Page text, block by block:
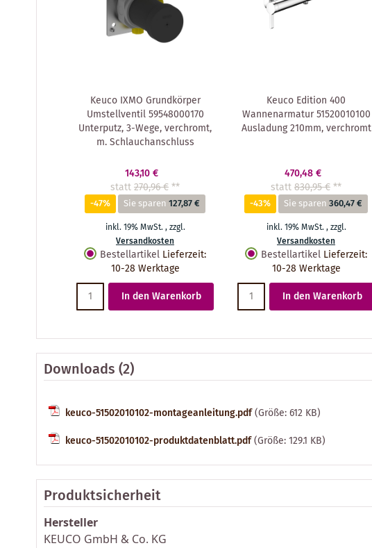
Keuco IXMO Grundkörper
Umstellventil 59548000170
Unterputz, 3-Wege, verchromt,
m. Schlauchanschluss
143,10 €
statt270,96 €**
-47% Sie sparen127,87 €
inkl. 19% MwSt.,zzgl.
Versandkosten
Bestellartikel Lieferzeit:
10-28 Werktage
In den Warenkorb
Keuco Edition 400
Wannenarmatur 51520010100
Ausladung 210mm, verchromt
470,48 €
statt830,95 €**
-43% Sie sparen360,47 €
inkl. 19% MwSt.,zzgl.
Versandkosten
Bestellartikel Lieferzeit:
10-28 Werktage
In den Warenkorb
Downloads (2)
keuco-51502010102-montageanleitung.pdf(Größe: 612 KB)
keuco-51502010102-produktdatenblatt.pdf(Größe: 129.1 KB)
Produktsicherheit
Hersteller
KEUCO GmbH & Co. KG